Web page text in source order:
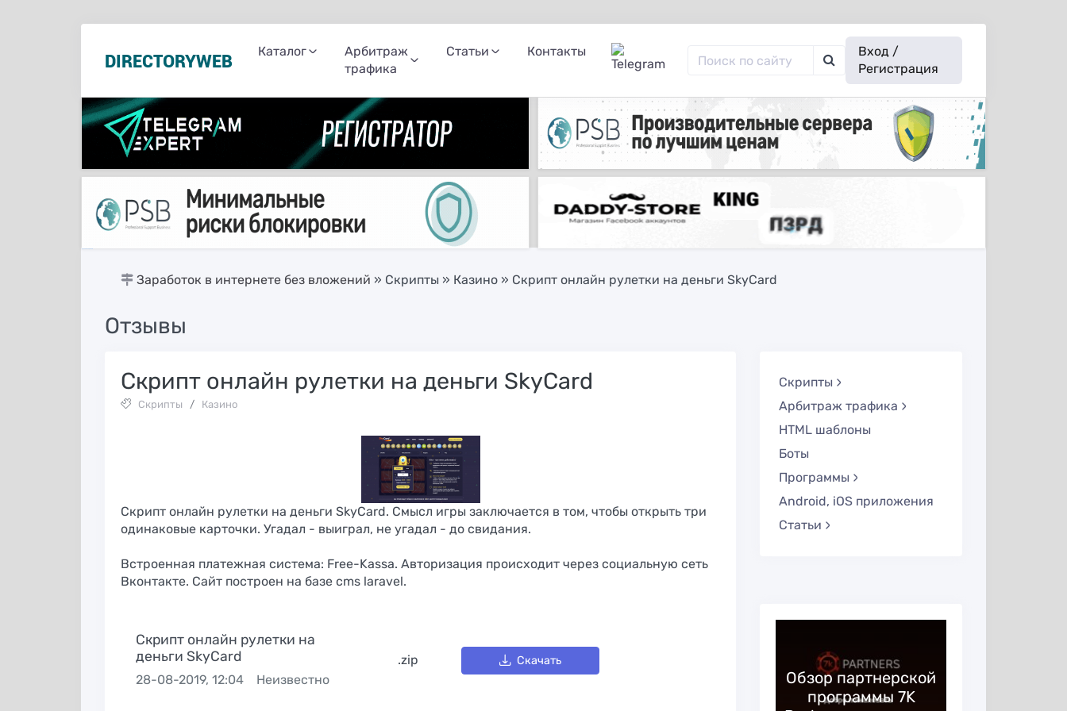
DIRECTORYWEB
Каталог
Арбитраж
трафика
Статьи Контакты
Вход /
Регистрация
Заработок в интернете без вложений » Скрипты » Казино » Скрипт онлайн рулетки на деньги SkyCard
Отзывы
Скрипт онлайн рулетки на деньги SkyCard
Скрипты / Казино
Скрипт онлайн рулетки на деньги SkyCard. Смысл игры заключается в том, чтобы открыть три
одинаковые карточки. Угадал - выиграл, не угадал - до свидания.
Встроенная платежная система: Free-Kassa. Авторизация происходит через социальную сеть
Вконтакте. Сайт построен на базе cms laravel.
Скрипт онлайн рулетки на
деньги SkyCard
28-08-2019, 12:04 Неизвестно
.zip Скачать
Скрипты
Арбитраж трафика
HTML шаблоны
Боты
Программы
Android, iOS приложения
Статьи
Huffson Group:
InstAccountsManager
Обзор партнерской
программы 7K